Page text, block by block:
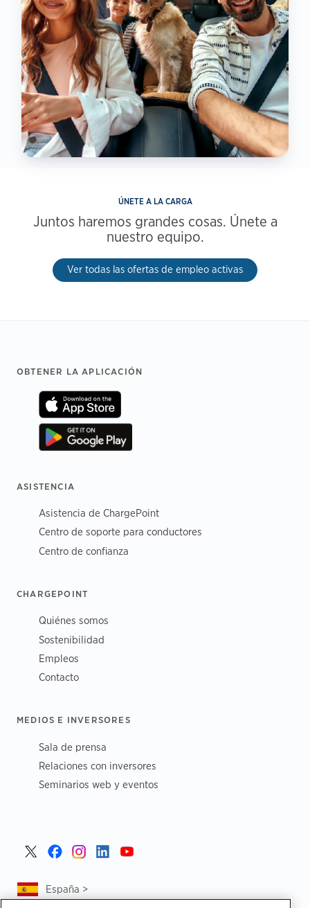
ÚNETE A LA CARGA
Juntos haremos grandes cosas. Únete a
nuestro equipo.
Ver todas las ofertas de empleo activas
Footer
OBTENER LA APLICACIÓN
ASISTENCIA
Asistencia de ChargePoint
Centro de soporte para conductores
Centro de confianza
CHARGEPOINT
Quiénes somos
Sostenibilidad
Empleos
Contacto
MEDIOS E INVERSORES
Sala de prensa
Relaciones con inversores
Seminarios web y eventos
España >